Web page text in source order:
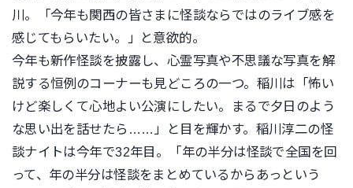
川。「今年も関西の皆さまに怪談ならではのライブ感を
感じてもらいたい。」
と意欲的。
今年も新作怪談を披露し、心霊写真や不思議な写真を解
説する恒例 のコーナーも見どころの一つ。稲川は「怖い
けど楽しくて心地よい公演にしたい。まるで夕日のよう
な思い出を話せたら……」と目を輝かす。稲川淳二の怪
談ナイトは今年で32年目。「年の半分は怪談で全国 を回
って、年の半分は怪談をまとめているからあっという